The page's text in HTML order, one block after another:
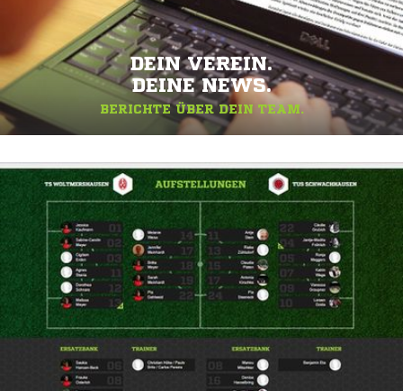
DEIN VEREIN.
DEINE NEWS.
BERICHTE ÜBER DEIN TEAM.